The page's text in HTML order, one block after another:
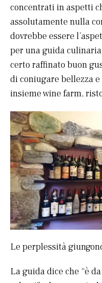
concentrati in aspetti
assolutamente nulla
dovrebbe essere
per una guida
certo raffinato buon
di coniugare bellezza
insieme wine farm,
Le perplessità
La guida dice che “è